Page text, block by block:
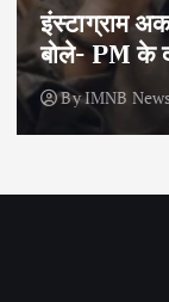
इंस्टाग्राम
बोले- PM के
ByIMNB